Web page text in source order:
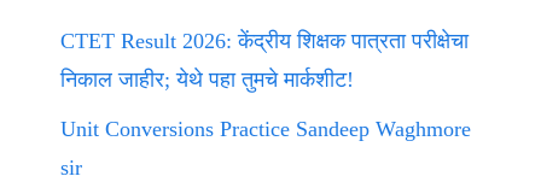
CTET Result 2026: केंद्रीय शिक्षक पात्रता परीक्षेचा
निकाल जाहीर; येथे पहा तुमचे मार्कशीट!
Unit Conversions Practice Sandeep Waghmore
sir